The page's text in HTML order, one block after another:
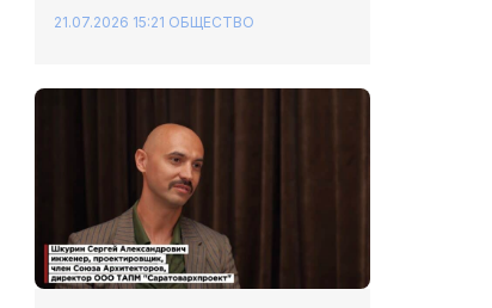
21.07.2026 15:21 ОБЩЕСТВО